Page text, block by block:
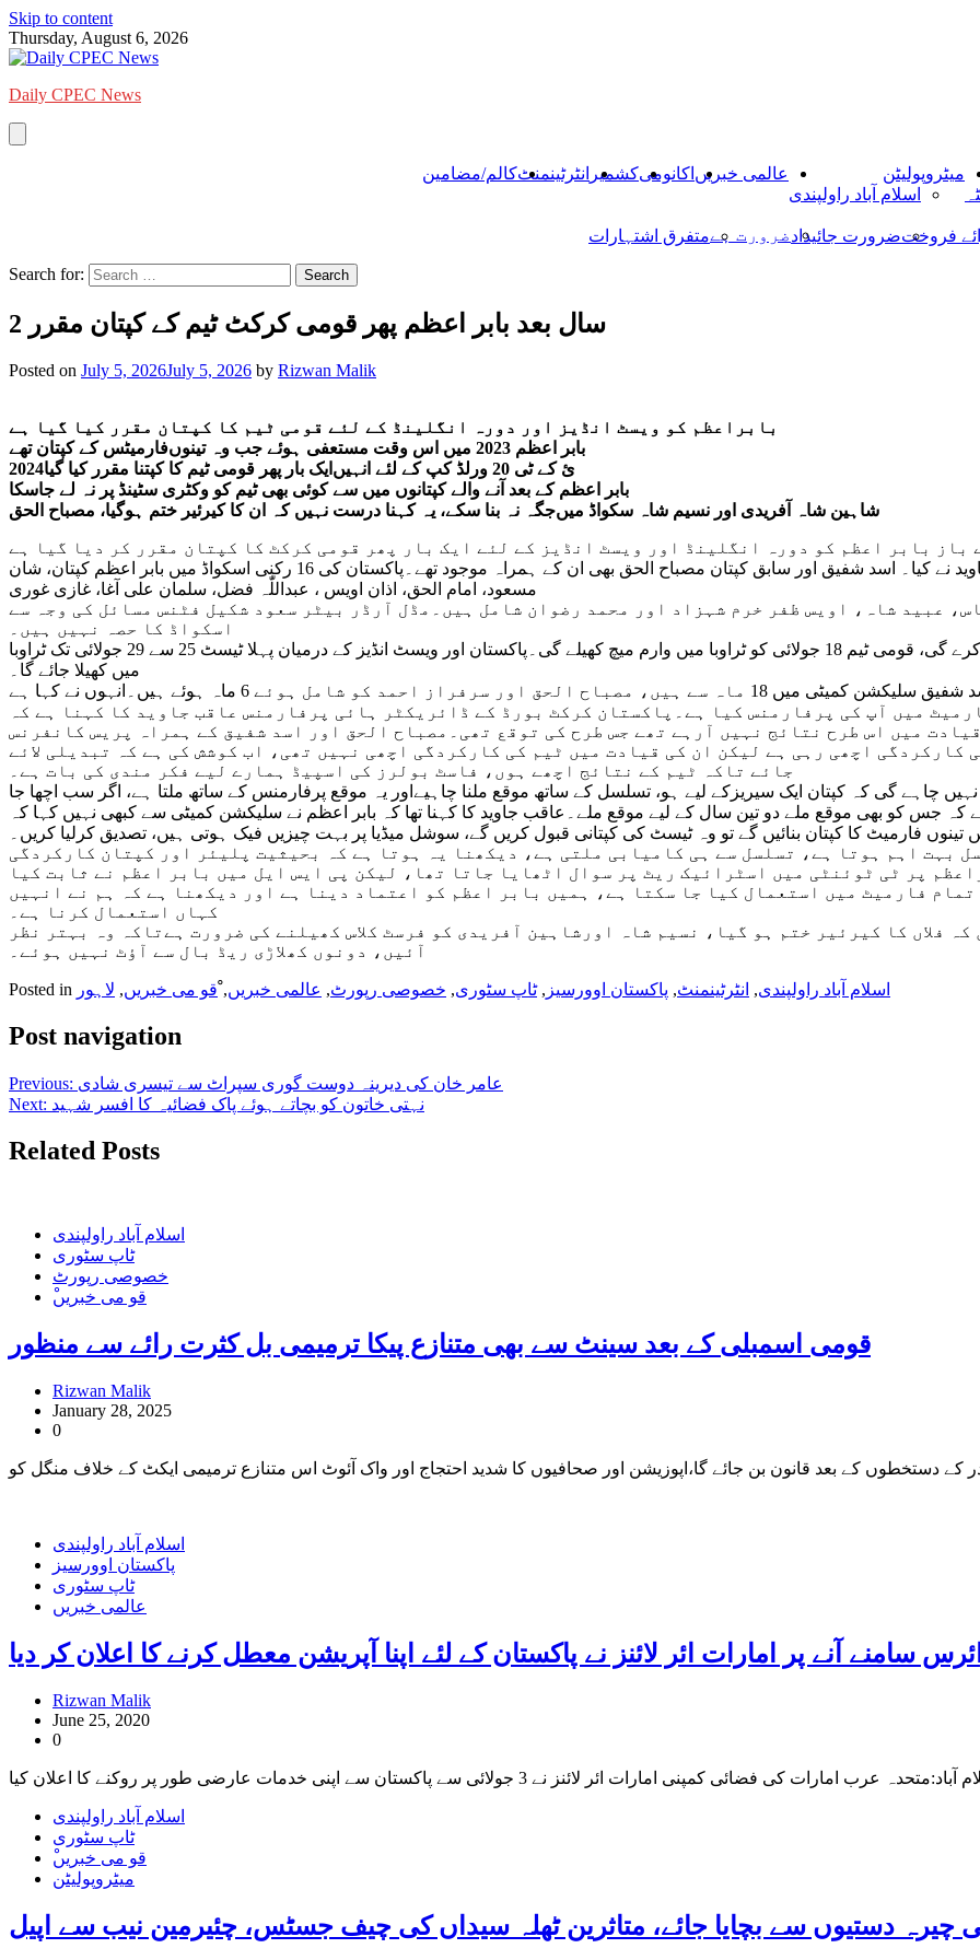
Skip to content
Thursday, August 6, 2026
Daily CPEC News
میٹروپولیٹن
اسلام آباد راولپندی
عالمی خبریں اکانومیکشمیر انٹرٹینمنٹکالم/مضامین
فروختضرورت جائیدادضرورت ہےمتفرق اشتہارات
Search for:
2 سال بعد بابر اعظم پھر قومی کرکٹ ٹیم کے کپتان مقرر
Posted on July 5, 2026July 5, 2026 by Rizwan Malik
بابراعظم کو ویسٹ انڈیز اور دورہ انگلینڈ کے لئے قومی ٹیم کا کپتان مقرر کیا گیا ہے
بابر اعظم 2023 میں‌ اس وقت مستعفی ہوئے جب وہ تینوں‌فارمیٹس کے کپتان تھے
2024ئ کے ٹی 20 ورلڈ کپ کے لئے انہیں‌ایک بار پھر قومی ٹیم کا کپتنا مقرر کیا گیا
بابر اعظم کے بعد آنے والے کپتانوں میں‌ سے کوئی بھی ٹیم کو وکٹری سٹینڈ پر نہ لے جاسکا
شاہین شاہ آفریدی اور نسیم شاہ سکواڈ میں‌جگہ نہ بنا سکے، یہ کہنا درست نہیں کہ ان کا کیرئیر ختم ہوگیا، مصباح الحق
قومی ٹیسٹ اسکواڈ کا اعلان سلیکشن کمیٹی کے رکن عاقب جاوید نے کیا۔ اسد شفیق اور سابق کپتان مصباح الحق بھی ان کے ہمراہ موجود تھے۔پاکستان کی 16 رکنی اسکواڈ میں بابر اعظم کپتان، شان
مسعود، امام الحق، اذان اویس ، عبداللّٰہ فضل، سلمان علی آغا، غازی غوری
عبید شاہ، اویس ظفر خرم شہزاد اور محمد رضوان شامل ہیں۔مڈل آرڈر بیٹر سعود شکیل فٹنس مسائل کی وجہ سے
اسکواڈ کا حصہ نہیں ہیں۔
پاکستان ٹیم دورے کا آغاز ویسٹ انڈیز کے خلاف ٹیسٹ میچز سے کرے گی، قومی ٹیم 18 جولائی کو ٹراوبا میں وارم میچ کھیلے گی۔پاکستان اور ویسٹ انڈیز کے درمیان پہلا ٹیسٹ 25 سے 29 جولائی تک ٹراوبا
میں کھیلا جائے گا۔
اس موقع پر گفتگو کرتے ہوئے عاقب جاوید نے کہا ہے کہ میں اور اسد شفیق سلیکشن کمیٹی میں 18 ماہ سے ہیں، مصباح الحق اور سرفراز احمد کو شامل ہوئے 6 ماہ ہوئے ہیں۔انہوں نے کہا ہے
فارمیٹ میں آپ کی پرفارمنس کیا ہے۔پاکستان کرکٹ بورڈ کے ڈائریکٹر ہائی پرفارمنس عاقب جاوید کا کہنا ہے کہ
میں اس طرح نتائج نہیں آرہے تھے جس طرح کی توقع تھی۔مصباح الحق اور اسد شفیق کے ہمراہ پریس کانفرنس
اچھی رہی ہے لیکن ان کی قیادت میں ٹیم کی کارکردگی اچھی نہیں تھی، اب کوشش کی ہے کہ تبدیلی لائے
جائے تاکہ ٹیم کے نتائج اچھے ہوں، فاسٹ بولرز کی اسپیڈ ہمارے لیے فکر مندی کی بات ہے۔
چاہے گی کہ کپتان ایک سیریزکے لیے ہو، تسلسل کے ساتھ موقع ملنا چاہیےاور یہ موقع پرفارمنس کے ساتھ ملتا ہے، اگر سب اچھا جا
کہ جس کو بھی موقع ملے دو تین سال کے لیے موقع ملے۔عاقب جاوید کا کہنا تھا کہ بابر اعظم نے سلیکشن کمیٹی سے کبھی نہیں کہا کہ
تینوں فارمیٹ کا کپتان بنائیں گے تو وہ ٹیسٹ کی کپتانی قبول کریں گے، سوشل میڈیا پر بہت چیزیں فیک ہوتی ہیں، تصدیق کرلیا کریں۔
بہت اہم ہوتا ہے، تسلسل سے ہی کامیابی ملتی ہے، دیکھنا یہ ہوتا ہے کہ بحیثیت پلیئر اور کپتان کارکردگی
پر ٹی ٹوئنٹی میں اسٹرائیک ریٹ پر سوال اٹھایا جاتا تھا، لیکن پی ایس ایل میں بابر اعظم نے ثابت کیا
فارمیٹ میں استعمال کیا جا سکتا ہے، ہمیں بابر اعظم کو اعتماد دینا ہے اور دیکھنا ہے کہ ہم نے انہیں
کہاں استعمال کرنا ہے۔
فلاں کا کیرئیر ختم ہو گیا، نسیم شاہ اورشاہین آفریدی کو فرسٹ کلاس کھیلنے کی ضرورت ہےتاکہ وہ بہتر نظر
آئیں، دونوں کھلاڑی ریڈ بال سے آؤٹ نہیں ہوئے۔
Posted in اسلام آباد راولپندی, انٹرٹینمنٹ, پاکستان اوورسیز ,ٹاپ سٹوری, خصوصی رپورٹ, عالمی خبریں,ْقو می خبریں, لاہور
Post navigation
Previous: عامر خان کی دیرینہ دوست گوری سپراٹ سے تیسری شادی
Next: نہتی خاتون کو بچاتے ہوئے پاک فضائیہ کا افسر شہید
Related Posts
اسلام آباد راولپندی
ٹاپ سٹوری
خصوصی رپورٹ
ْقو می خبریں
قومی اسمبلی کے بعد سینٹ سے بھی متنازع پیکا ترمیمی بل کثرت رائے سے منظور
Rizwan Malik
January 28, 2025
0
اسلام آباد راولپندی
پاکستان اوورسیز
ٹاپ سٹوری
عالمی خبریں
سامنے آنے پر امارات ائر لائنز نے پاکستان کے لئے اپنا آپریشن معطل کرنے کا اعلان کر دیا
Rizwan Malik
June 25, 2020
0
اسلام آباد راولپندی
ٹاپ سٹوری
ْقو می خبریں
میٹروپولیٹن
چیرہ دستیوں سے بچایا جائے، متاثرین ٹھلہ سیداں کی چیف جسٹس، چئیرمین نیب سے اپیل